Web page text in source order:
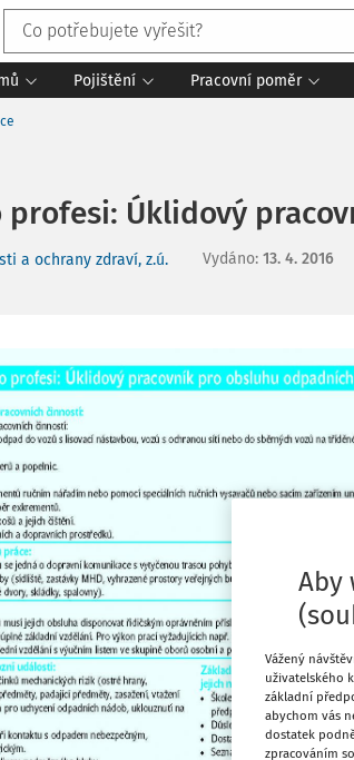
Pojištění Pracovní poměr
profesi: Úklidový
a ochrany zdraví, z.ú. Vydáno: 13. 4. 2016
Aby
Vážený
uživatelského
základní
abychom vás
dostatek
zpracováním